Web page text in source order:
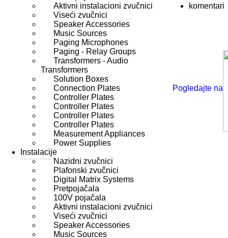
Aktivni instalacioni zvučnici
Viseći zvučnici
Speaker Accessories
Music Sources
Paging Microphones
Paging - Relay Groups
Transformers - Audio
Transformers
Solution Boxes
Connection Plates
Controller Plates
Controller Plates
Controller Plates
Controller Plates
Measurement Appliances
Power Supplies
Instalacije
Nazidni zvučnici
Plafonski zvučnici
Digital Matrix Systems
Pretpojačala
100V pojačala
Aktivni instalacioni zvučnici
Viseći zvučnici
Speaker Accessories
Music Sources
komentari
Pogledajte na